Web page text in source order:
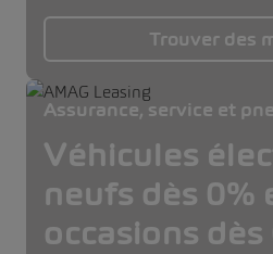
Trouver des
Assurance, service et
Véhicules
neufs dès 0%
occasions dès